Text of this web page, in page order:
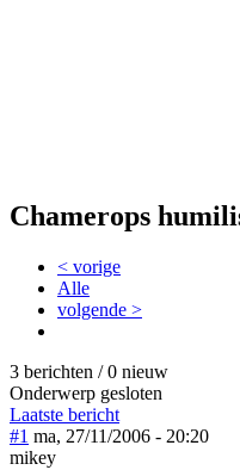
Chamerops
< vorige
Alle
volgende >
3 berichten / 0 nieuw
Onderwerp gesloten
Laatste bericht
#1 ma, 27/11/2006 - 20:20
mikey